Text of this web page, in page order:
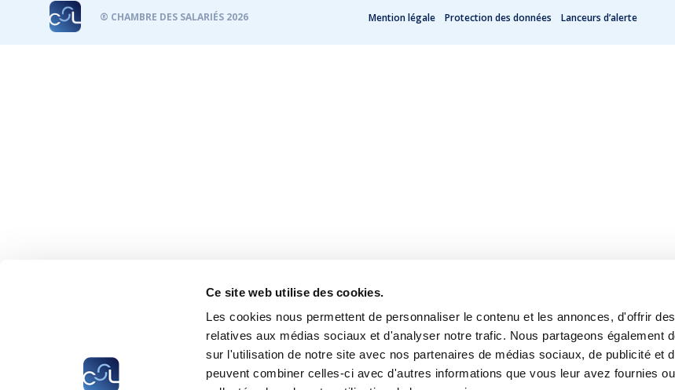
Ce site web utilise des cookies.
Les cookies nous permettent de personnaliser le contenu et les annonces, d'offrir
relatives aux médias sociaux et d'analyser notre trafic. Nous partageons également
sur l'utilisation de notre site avec nos partenaires de médias sociaux, de publicité et
peuvent combiner celles-ci avec d'autres informations que vous leur avez fournies
® CHAMBRE DES SALARIÉS 2026 Mention légale Protection des données Lanceurs d’alerte